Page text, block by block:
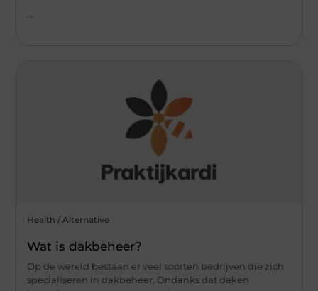
Health / Alternative
Wat is dakbeheer?
Op de wereld bestaan er veel soorten bedrijven die zich
specialiseren in dakbeheer. Ondanks dat daken